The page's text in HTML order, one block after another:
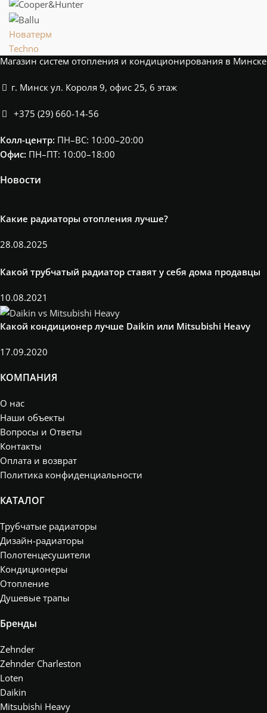
Новатерм
Techno
Магазин систем отопления и кондиционирования в Минске
г. Минск ул. Короля 9, офис 25, 6 этаж
+375 (29) 660-14-56
Колл-центр: ПН–ВС: 10:00–20:00​
Офис: ПН–ПТ: 10:00–18:00
Новости
Какие радиаторы отопления лучше?
28.08.2025
Какой трубчатый радиатор ставят у себя дома продавцы
10.08.2021
Какой кондиционер лучше Daikin или Mitsubishi Heavy
17.09.2020
КОМПАНИЯ
О нас
Наши объекты
Вопросы и Ответы
Контакты
Оплата и возврат
Политика конфиденциальности
КАТАЛОГ
Трубчатые радиаторы
Дизайн-радиаторы
Полотенцесушители
Кондиционеры
Отопление
Душевые трапы
Бренды
Zehnder
Zehnder Charleston
Loten
Daikin
Mitsubishi Heavy